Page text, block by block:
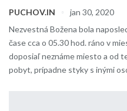
PUCHOV.IN jan 30, 2020
Nezvestná Božena bola
čase cca o 05.30 hod. ráno v
doposiaľ neznáme miesto a od
pobyt, prípadne styky s inými